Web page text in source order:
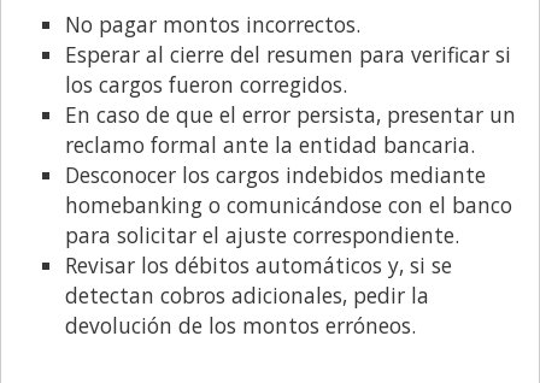
Publicidad y Marketing
Real Estate y Propiedades
Responsabilidad Social
Salidas
Santa Fe
Show Business
Sociedad
Tecnología
No pagar montos incorrectos.
Esperar al cierre del resumen para verificar si
los cargos fueron corregidos.
En caso de que el error persista, presentar un
reclamo formal ante la entidad bancaria.
Desconocer los cargos indebidos mediante
homebanking o comunicándose con el banco
para solicitar el ajuste correspondiente.
Revisar los débitos automáticos y, si se
detectan cobros adicionales, pedir la
devolución de los montos erróneos.